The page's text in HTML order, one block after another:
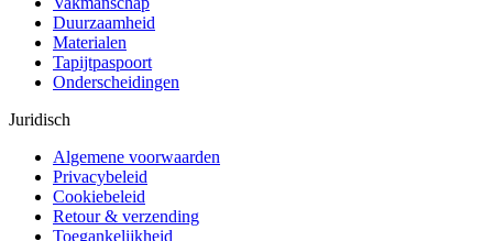
Duurzaamheid
Materialen
Tapijtpaspoort
Onderscheidingen
Juridisch
Algemene voorwaarden
Privacybeleid
Cookiebeleid
Retour & verzending
Toegankelijkheid